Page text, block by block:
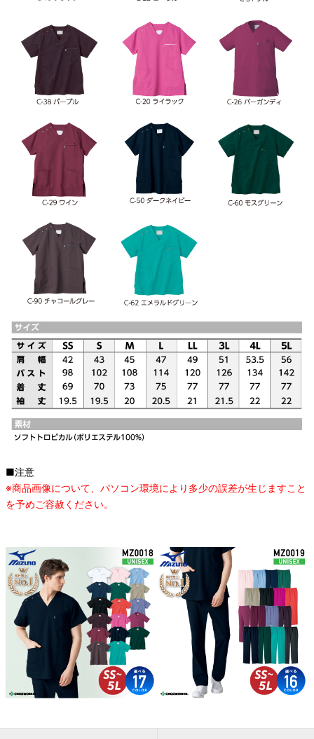
■注意
※商品画像について、パソコン環境により多少の誤差が生じますこと
を予めご容赦ください。